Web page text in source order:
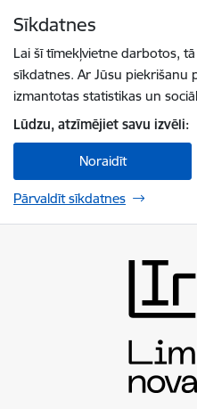
Sīkdatnes
Lai šī tīmekļvietne darbotos,
sīkdatnes. Ar Jūsu piekrišanu
izmantotas statistikas un
Lūdzu, atzīmējiet savu izvēli:
Noraidīt
Pārvaldīt sīkdatnes